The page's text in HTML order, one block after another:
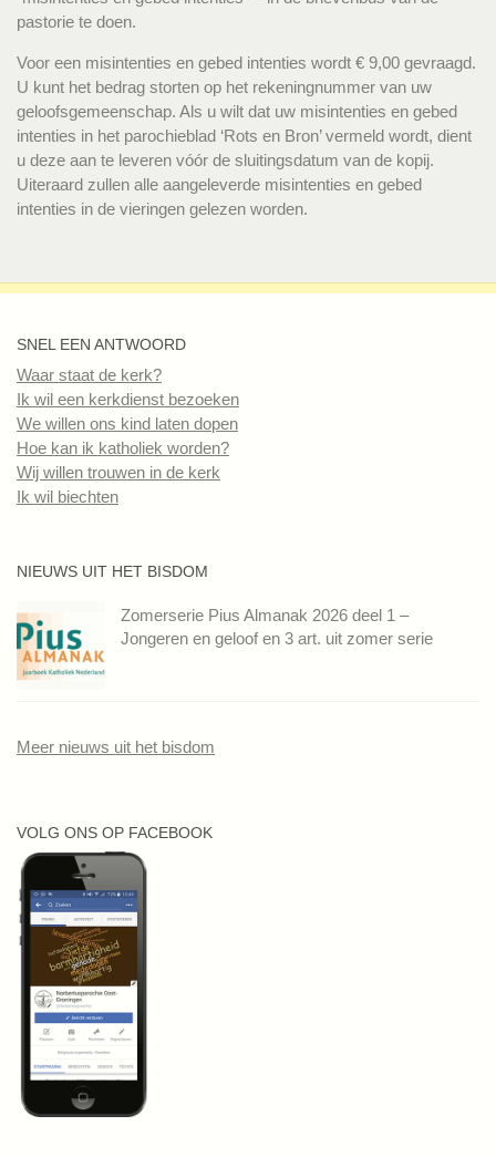
pastorie te doen.
Voor een misintenties en gebed intenties wordt € 9,00 gevraagd.
U kunt het bedrag storten op het rekeningnummer van uw
geloofsgemeenschap. Als u wilt dat uw misintenties en gebed
intenties in het parochieblad ‘Rots en Bron’ vermeld wordt, dient
u deze aan te leveren vóór de sluitingsdatum van de kopij.
Uiteraard zullen alle aangeleverde misintenties en gebed
intenties in de vieringen gelezen worden.
SNEL EEN ANTWOORD
Waar staat de kerk?
Ik wil een kerkdienst bezoeken
We willen ons kind laten dopen
Hoe kan ik katholiek worden?
Wij willen trouwen in de kerk
Ik wil biechten
NIEUWS UIT HET BISDOM
Zomerserie Pius Almanak 2026 deel 1 –
Jongeren en geloof en 3 art. uit zomer serie
Meer nieuws uit het bisdom
VOLG ONS OP FACEBOOK